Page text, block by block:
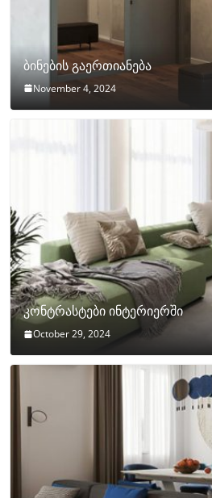
ბინების გაერთიანება
November 4, 2024
კონტრასტები ინტერიერში
October 29, 2024